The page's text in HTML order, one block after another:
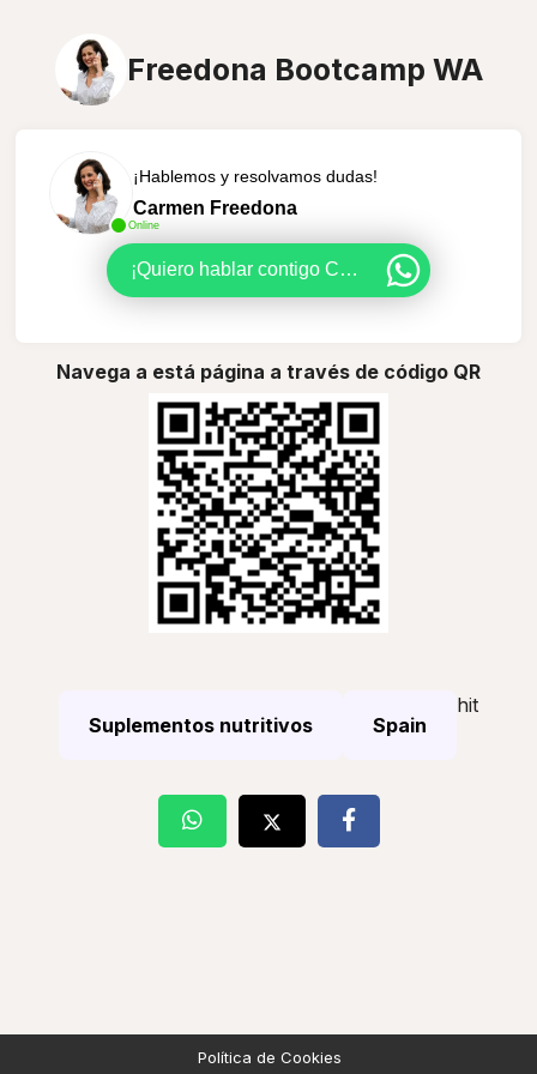
Freedona Bootcamp WA
Online
¡Hablemos y resolvamos dudas!
Carmen Freedona
¡Quiero hablar contigo Carmen!
Navega a está página a través de código QR
Suplementos nutritivos Spain
hit
Política de Cookies